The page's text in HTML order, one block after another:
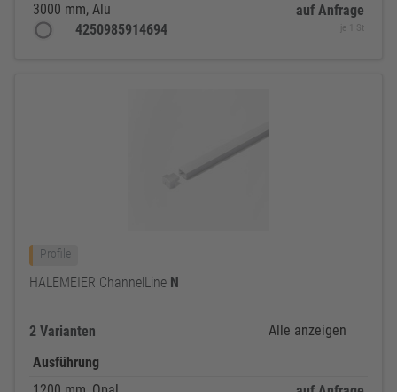
3000 mm, Alu
4250985914694
auf Anfrage
je 1 St
Profile
HALEMEIER ChannelLine N
2 Varianten
Alle anzeigen
Ausführung